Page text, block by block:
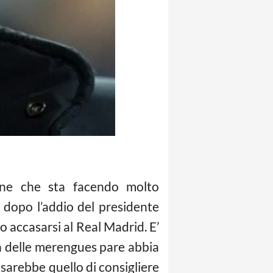
che sta facendo molto
l’addio del presidente
al Real Madrid. E’
merengues pare abbia
quello di consigliere